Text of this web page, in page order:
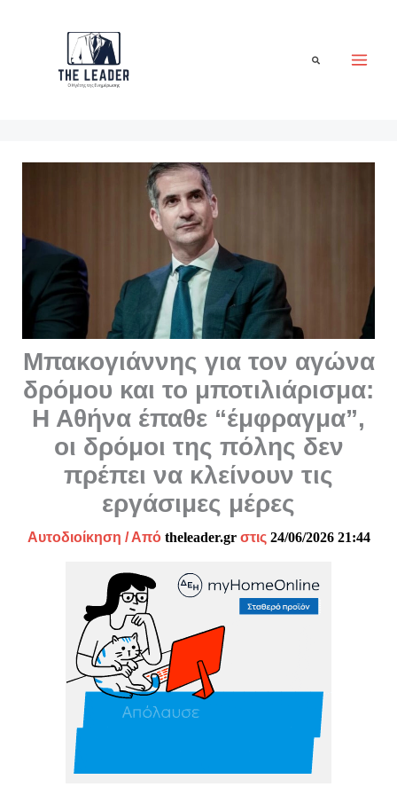
Αναζήτηση
Μπακογιάννης για τον αγώνα
δρόμου και το μποτιλιάρισμα:
Η Αθήνα έπαθε “έμφραγμα”,
οι δρόμοι της πόλης δεν
πρέπει να κλείνουν τις
εργάσιμες μέρες
Αυτοδιοίκηση / Από theleader.gr στις 24/06/2026 21:44